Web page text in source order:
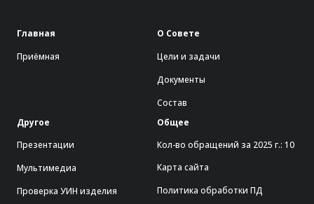
Главная
Приёмная
О Совете
Цели и задачи
Документы
Состав
Другое
Презентации
Мультимедиа
Проверка УИН изделия
Общее
Кол-во обращений за 2025 г.: 10
Карта сайта
Политика обработки ПД